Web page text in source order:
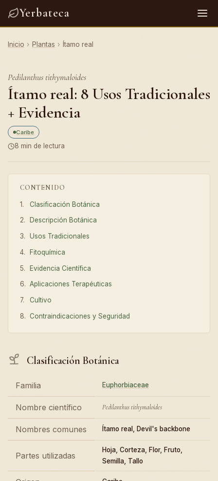
Yerbateca
Inicio › Plantas › Ítamo real
Pedilanthus tithymaloides
Ítamo real: 8 Usos Tradicionales
+ Evidencia
Caribe
8 min de lectura
CONTENIDO
Clasificación Botánica
Descripción Botánica
Usos Tradicionales
Fitoquímica
Evidencia Científica
Aplicaciones Terapéuticas
Cultivo
Contraindicaciones y Seguridad
Clasificación Botánica
Familia Euphorbiaceae
Nombre científico Pedilanthus tithymaloides
Nombres comunes Ítamo real, Devil's backbone
Partes utilizadas
Hoja, Corteza, Flor, Fruto,
Semilla, Tallo